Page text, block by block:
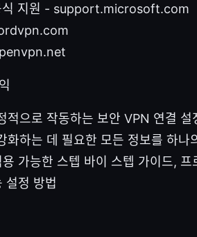
지원 - support.microsoft.com
으로 작동하는 보안 VPN 연결 설
화하는 데 필요한 모든 정보를 하나
가능한 스텝 바이 스텝 가이드, 프
설정 방법